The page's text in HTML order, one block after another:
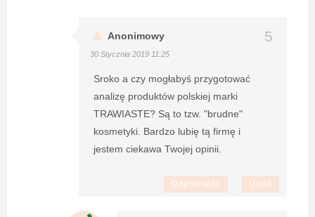
Anonimowy
30 Stycznia 2019 11:25
Sroko a czy mogłabyś przygotować
analizę produktów polskiej marki
TRAWIASTE? Są to tzw. "brudne"
kosmetyki. Bardzo lubię tą firmę i
jestem ciekawa Twojej opinii.
Odpowiedz Usuń